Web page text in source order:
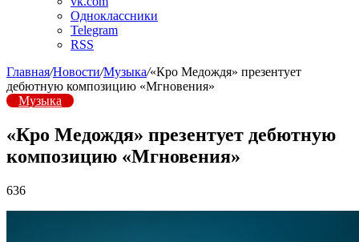
Одноклассники
Telegram
RSS
Главная/Новости/Музыка/«Кро Медождя» презентует
дебютную композицию «Мгновения»
Музыка
«Кро Медождя» презентует дебютную
композицию «Мгновения»
636